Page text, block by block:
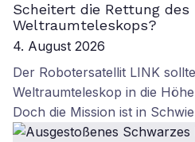
Scheitert die Rettung
Weltraumteleskops?
4. August 2026
Der Robotersatellit LINK
Weltraumteleskop in die
Doch die Mission ist in